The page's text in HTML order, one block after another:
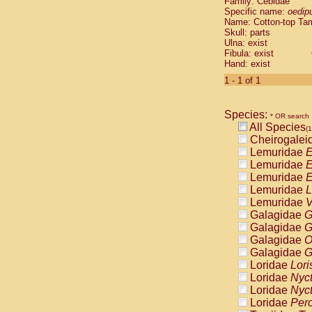
Cebidae
Cebidae
Cebidae
Cebidae
Cebidae
Cebidae
Cebidae
Cebidae
Cebidae
Cebidae
Cebidae
Cebidae
Atelidae
Atelidae
Atelidae
Atelidae
Atelidae
Atelidae
Atelidae
Atelidae
Atelidae
Atelidae
Pitheciidae
Specific name:
Name: Cotton-top
Skull: parts
Ulna: exist
Fibula: exist
Hand: exist
1 - 1 of 1
Species: * OR search
All Species
Lemuridae
Lemuridae
Lemuridae
Lemuridae
Lemuridae
Galagidae
Galagidae
Galagidae
Galagidae
Loridae
Loridae
Loridae
Loridae